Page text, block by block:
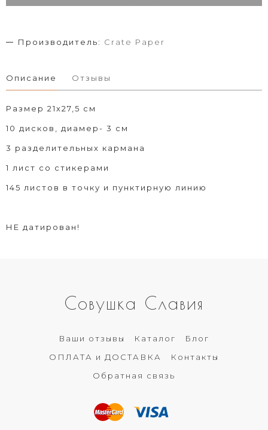
Производитель: Crate Paper
Описание Отзывы
Размер 21х27,5 см
10 дисков, диамер- 3 см
3 разделительных кармана
1 лист со стикерами
145 листов в точку и пунктирную линию
НЕ датирован!
Совушка Славия
Ваши отзывы Каталог
Блог
ОПЛАТА и ДОСТАВКА
Контакты
Обратная связь